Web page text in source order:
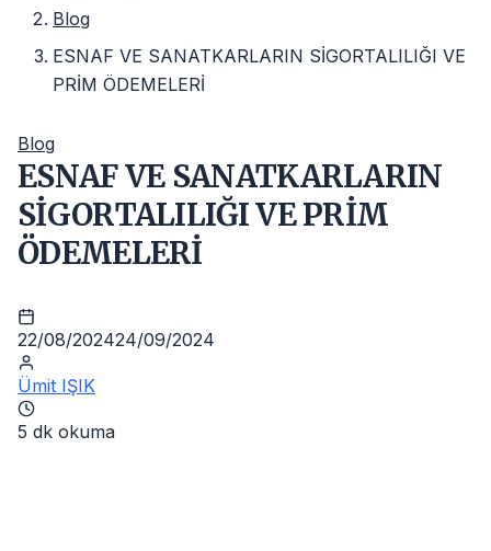
Blog
ESNAF VE SANATKARLARIN SİGORTALILIĞI VE
PRİM ÖDEMELERİ
Blog
ESNAF VE SANATKARLARIN
SİGORTALILIĞI VE PRİM
ÖDEMELERİ
22/08/202424/09/2024
Ümit IŞIK
5 dk okuma